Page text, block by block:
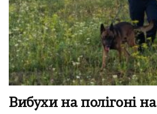
Вибухи на полігоні на